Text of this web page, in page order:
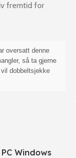
fremtid for
oversatt denne
så ta gjerne
dobbeltsjekke
Windows